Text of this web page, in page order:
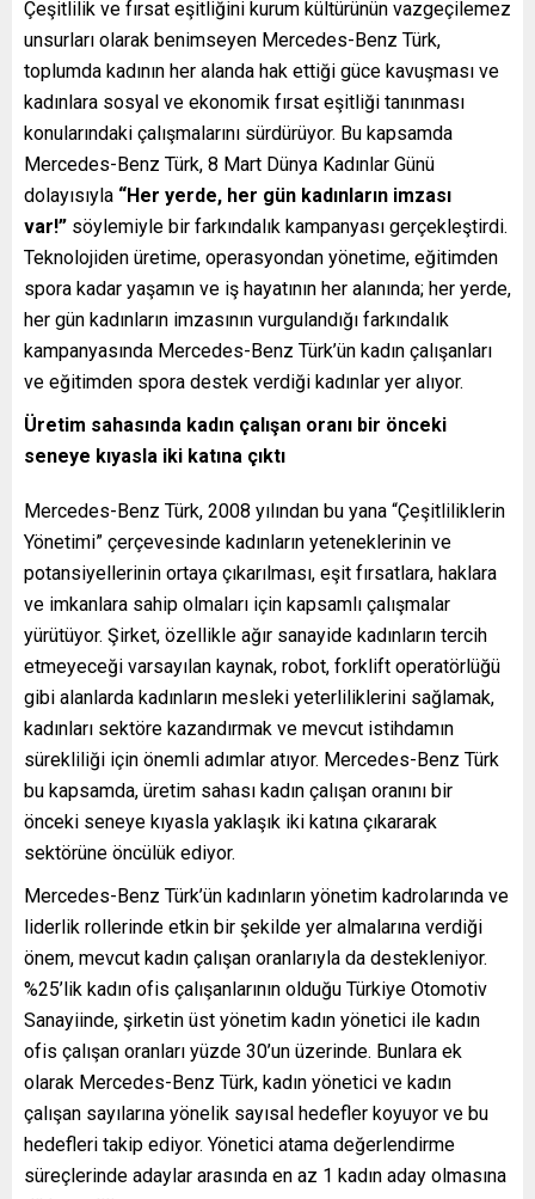
Çeşitlilik ve fırsat eşitliğini kurum kültürünün vazgeçilemez
unsurları olarak benimseyen Mercedes-Benz Türk,
toplumda kadının her alanda hak ettiği güce kavuşması ve
kadınlara sosyal ve ekonomik fırsat eşitliği tanınması
konularındaki çalışmalarını sürdürüyor. Bu kapsamda
Mercedes-Benz Türk, 8 Mart Dünya Kadınlar Günü
dolayısıyla “Her yerde, her gün kadınların imzası
var!” söylemiyle bir farkındalık kampanyası gerçekleştirdi.
Teknolojiden üretime, operasyondan yönetime, eğitimden
spora kadar yaşamın ve iş hayatının her alanında; her yerde,
her gün kadınların imzasının vurgulandığı farkındalık
kampanyasında Mercedes-Benz Türk’ün kadın çalışanları
ve eğitimden spora destek verdiği kadınlar yer alıyor.
Üretim sahasında kadın çalışan oranı bir önceki
seneye kıyasla iki katına çıktı
Mercedes-Benz Türk, 2008 yılından bu yana “Çeşitliliklerin
Yönetimi” çerçevesinde kadınların yeteneklerinin ve
potansiyellerinin ortaya çıkarılması, eşit fırsatlara, haklara
ve imkanlara sahip olmaları için kapsamlı çalışmalar
yürütüyor. Şirket, özellikle ağır sanayide kadınların tercih
etmeyeceği varsayılan kaynak, robot, forklift operatörlüğü
gibi alanlarda kadınların mesleki yeterliliklerini sağlamak,
kadınları sektöre kazandırmak ve mevcut istihdamın
sürekliliği için önemli adımlar atıyor. Mercedes-Benz Türk
bu kapsamda, üretim sahası kadın çalışan oranını bir
önceki seneye kıyasla yaklaşık iki katına çıkararak
sektörüne öncülük ediyor.
Mercedes-Benz Türk’ün kadınların yönetim kadrolarında ve
liderlik rollerinde etkin bir şekilde yer almalarına verdiği
önem, mevcut kadın çalışan oranlarıyla da destekleniyor.
%25’lik kadın ofis çalışanlarının olduğu Türkiye Otomotiv
Sanayiinde, şirketin üst yönetim kadın yönetici ile kadın
ofis çalışan oranları yüzde 30’un üzerinde. Bunlara ek
olarak Mercedes-Benz Türk, kadın yönetici ve kadın
çalışan sayılarına yönelik sayısal hedefler koyuyor ve bu
hedefleri takip ediyor. Yönetici atama değerlendirme
süreçlerinde adaylar arasında en az 1 kadın aday olmasına